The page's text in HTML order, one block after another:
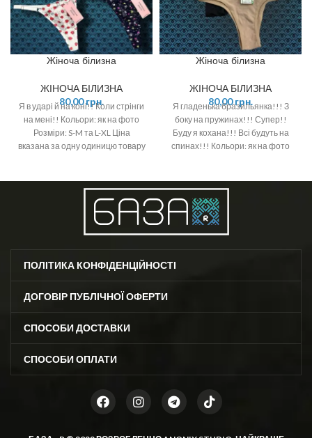
Жіноча білизна
ЖІНОЧА БІЛИЗНА
80,00грн.
Я в ударі й на коні!! Коли стрінги
на мені!! Кольори: як на фото
Розміри: S-M та L-XL Ціна
вказана за одну одиницю товару
Жіноча білизна
ЖІНОЧА БІЛИЗНА
80,00грн.
Я гладенька бразильянка!!! З
боку на пружинах!!! Супер!!
Буду я кохана!!! Всі будуть на
спинах!!! Кольори: як на фото
ПОЛІТИКА КОНФІДЕНЦІЙНОСТІ
ДОГОВІР ПУБЛІЧНОЇ ОФЕРТИ
СПОСОБИ ДОСТАВКИ
СПОСОБИ ОПЛАТИ